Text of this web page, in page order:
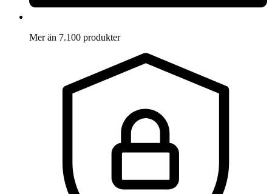
Mer än 7.100 produkter